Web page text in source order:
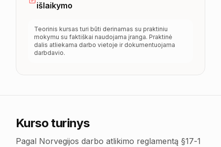
išlaikymo
Teorinis kursas turi būti derinamas su praktiniu
mokymu su faktiškai naudojama įranga. Praktinė
dalis atliekama darbo vietoje ir dokumentuojama
darbdavio.
Kurso turinys
Pagal Norvegijos darbo atlikimo reglamentą §17-1